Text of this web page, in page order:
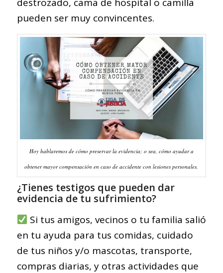
pueden ser muy convincentes.
Hoy hablaremos de cómo preservar la evidencia; o sea, cómo ayudar a
obtener mayor compensación en caso de accidente con lesiones personales.
¿Tienes testigos que pueden dar
evidencia de tu sufrimiento?
Si tus amigos, vecinos o tu familia salió
en tu ayuda para tus comidas, cuidado
de tus niños y/o mascotas, transporte,
compras diarias, y otras actividades que